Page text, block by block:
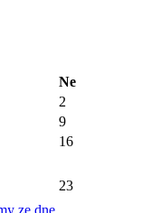
Ne
2
9
16
ze dne
23